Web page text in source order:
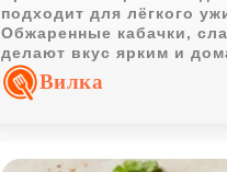
подходит для лёгкого
Обжаренные кабачки,
делают вкус ярким и
Вилка